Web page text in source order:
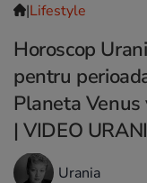
|Lifestyle
Horoscop
pentru
Planeta
| VIDEO
Urania